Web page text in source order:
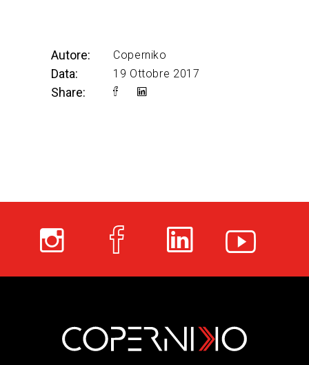
Autore: Coperniko
Data: 19 Ottobre 2017
Share: